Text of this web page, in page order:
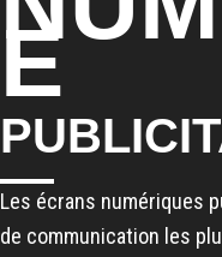
E
Les écrans numériques
de communication les